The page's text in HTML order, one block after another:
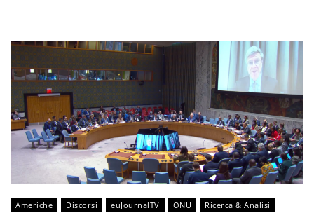
Americhe Discorsi euJournalTV ONU Ricerca & Analisi